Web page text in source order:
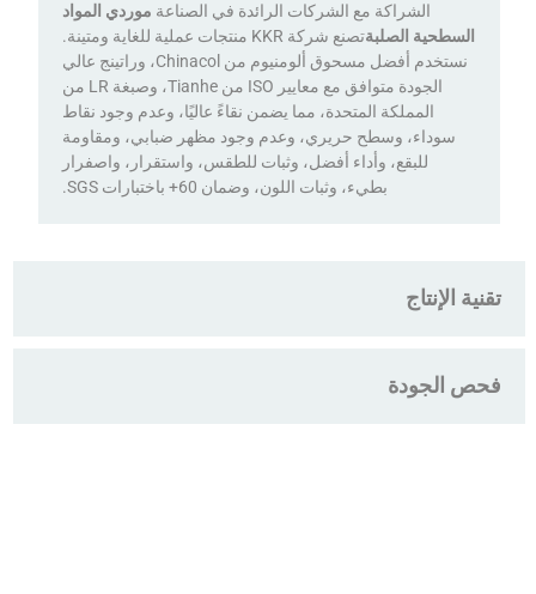
الشراكة مع الشركات الرائدة في الصناعةموردي المواد
السطحية الصلبة
تصنع شركة KKR منتجات عملية للغاية ومتينة.
نستخدم أفضل مسحوق ألومنيوم من Chinacol، وراتينج عالي
الجودة متوافق مع معايير ISO من Tianhe، وصبغة LR من
المملكة المتحدة، مما يضمن نقاءً عاليًا، وعدم وجود نقاط
سوداء، وسطح حريري، وعدم وجود مظهر ضبابي، ومقاومة
للبقع، وأداء أفضل، وثبات للطقس، واستقرار، واصفرار
بطيء، وثبات اللون، وضمان 60+ باختبارات SGS.
تقنية الإنتاج
فحص الجودة